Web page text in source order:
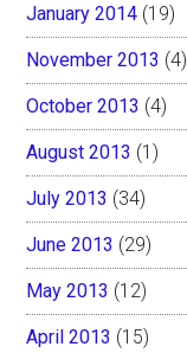
January 2014 (19)
November 2013 (4)
October 2013 (4)
August 2013 (1)
July 2013 (34)
June 2013 (29)
May 2013 (12)
April 2013 (15)